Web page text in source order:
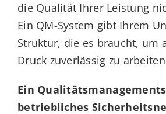
die Qualität Ihrer Leistung
Ein QM-System gibt Ihrem
Struktur, die es braucht, um
Druck zuverlässig zu
Ein
betriebliches